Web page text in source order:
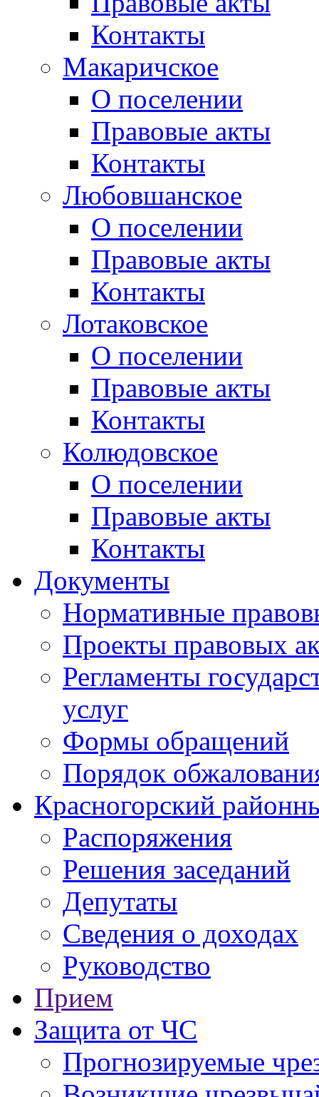
Контакты
Макаричское
О поселении
Правовые акты
Контакты
Любовшанское
О поселении
Правовые акты
Контакты
Лотаковское
О поселении
Правовые акты
Контакты
Колюдовское
О поселении
Правовые акты
Контакты
Документы
Нормативные
Проекты правовых
Регламенты
услуг
Формы обращений
Порядок
Красногорский
Распоряжения
Решения заседаний
Депутаты
Сведения о доходах
Руководство
Прием
Защита от ЧС
Прогнозируемые